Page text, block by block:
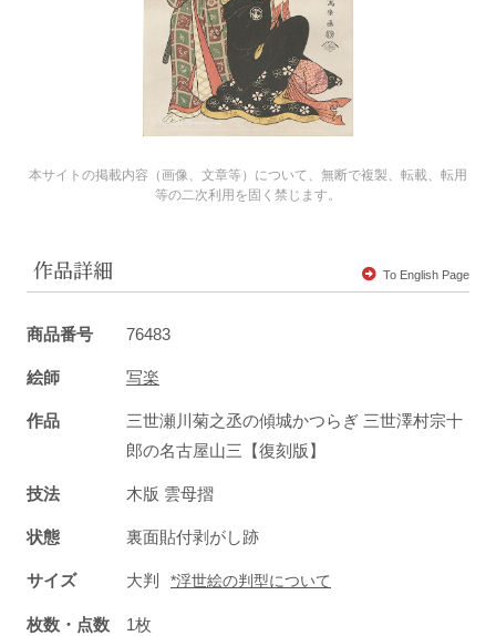
本サイトの掲載内容（画像、文章等）について、無断で複製、転載、転用
等の二次利用を固く禁じます。
作品詳細 To English Page
商品番号 76483
絵師 写楽
作品
三世瀬川菊之丞の傾城かつらぎ 三世澤村宗十
郎の名古屋山三【復刻版】
技法 木版 雲母摺
状態 裏面貼付剥がし跡
サイズ 大判 *浮世絵の判型について
枚数・点数 1枚